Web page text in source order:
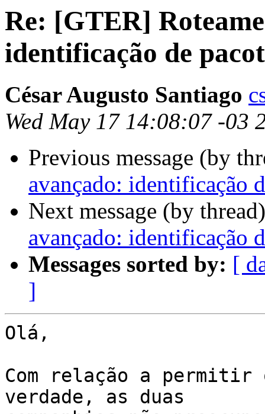
Re: [GTER]
identificação de
César Augusto Santiago
Wed May 17 14:08:07 -03
Previous message (by
avançado: identificação
Next message (by
avançado: identificação
Messages sorted by: [
]
Olá,
Com relação a permitir
verdade, as duas